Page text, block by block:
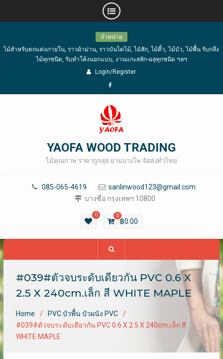
content
จำหน่าย
ไม้สำหรับตกแต่งภายใน, ราวผ้าม่าน, ราวบันไดไม้, ไม้สัก, ไม้คิ้ว, ไม้บัว, ไม้พื้น รับกลึง
ไม้ทุกชนิด, รับทำโค้งนอกแบบ, งานแกะสลัก-ฉลุทุกชนิด ฯลฯ
Login/Register
Facebook
YAOFA WOOD TRADING
ไม้คุณภาพ ราคาถูกสุด ย่านบางโพ จัดส่งทั่วไทย
085-065-4619
sanlinwood123@gmail.com
บางซื่อ กรุงเทพฯ 10800
0 0
฿0.00
#039#ตัวจบระดับเดียวกัน PVC 0.6 X
2.5 X 240cm.เล็ก สี WHITE MAPLE
Home
PVC บัวพื้น บัวผนัง PVC
#039#ตัวจบระดับเดียวกัน PVC 0.6 X 2.5 X 240cm.เล็ก สี
WHITE MAPLE